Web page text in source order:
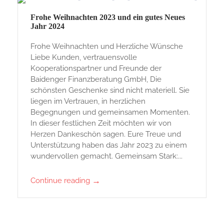
Frohe Weihnachten 2023 und ein gutes Neues
Jahr 2024
Frohe Weihnachten und Herzliche Wünsche
Liebe Kunden, vertrauensvolle
Kooperationspartner und Freunde der
Baidenger Finanzberatung GmbH, Die
schönsten Geschenke sind nicht materiell. Sie
liegen im Vertrauen, in herzlichen
Begegnungen und gemeinsamen Momenten.
In dieser festlichen Zeit möchten wir von
Herzen Dankeschön sagen. Eure Treue und
Unterstützung haben das Jahr 2023 zu einem
wundervollen gemacht. Gemeinsam Stark:...
Continue reading →